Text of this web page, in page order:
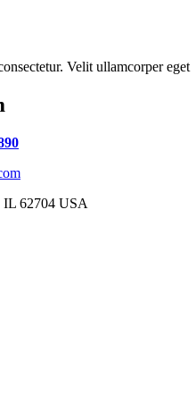
Velit ullamcorper eget
IL 62704 USA